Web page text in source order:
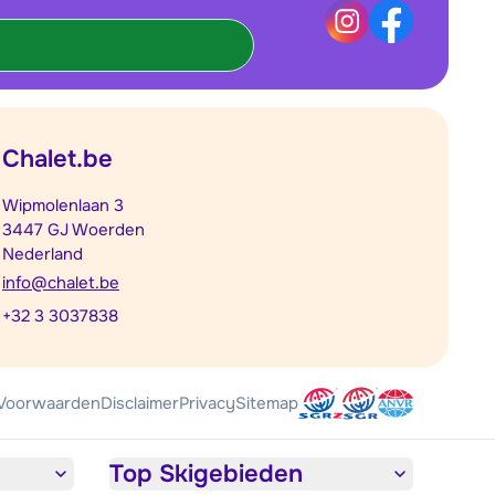
Chalet.be
Wipmolenlaan 3
3447 GJ Woerden
Nederland
info@chalet.be
+32 3 3037838
DisclaimerPrivacySitemap
Top Skigebieden